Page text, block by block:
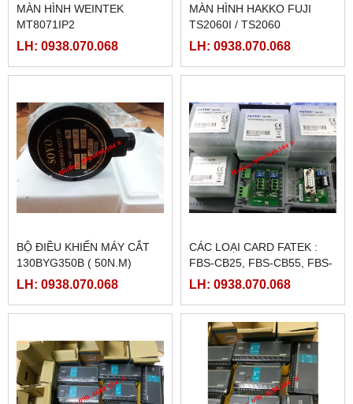
MÀN HÌNH WEINTEK
MT8071IP2
LH: 0938.070.068
MÀN HÌNH HAKKO FUJI
TS2060I / TS2060
LH: 0938.070.068
BỘ ĐIỀU KHIỂN MÁY CẮT
130BYG350B ( 50N.M)
LH: 0938.070.068
CÁC LOẠI CARD FATEK :
FBS-CB25, FBS-CB55, FBS-
CB2, FBS-CB5
LH: 0938.070.068